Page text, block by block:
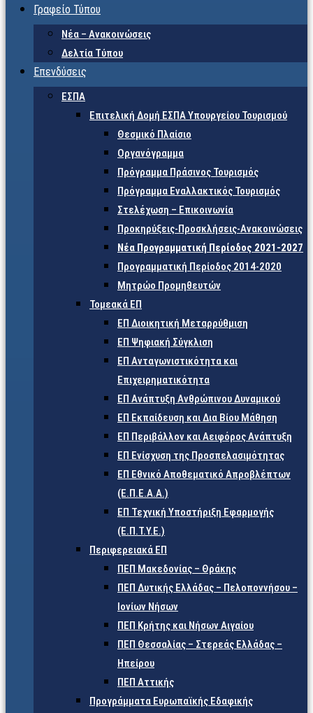
Γραφείο Τύπου
Νέα – Ανακοινώσεις
Δελτία Τύπου
Επενδύσεις
ΕΣΠΑ
Επιτελική Δομή ΕΣΠΑ Υπουργείου Τουρισμού
Θεσμικό Πλαίσιο
Οργανόγραμμα
Πρόγραμμα Πράσινος Τουρισμός
Πρόγραμμα Εναλλακτικός Τουρισμός
Στελέχωση – Επικοινωνία
Προκηρύξεις-Προσκλήσεις-Ανακοινώσεις
Νέα Προγραμματική Περίοδος 2021-2027
Προγραμματική Περίοδος 2014-2020
Μητρώο Προμηθευτών
Τομεακά ΕΠ
ΕΠ Διοικητική Μεταρρύθμιση
ΕΠ Ψηφιακή Σύγκλιση
ΕΠ Ανταγωνιστικότητα και
Επιχειρηματικότητα
ΕΠ Ανάπτυξη Ανθρώπινου Δυναμικού
ΕΠ Εκπαίδευση και Δια Βίου Μάθηση
ΕΠ Περιβάλλον και Αειφόρος Ανάπτυξη
ΕΠ Ενίσχυση της Προσπελασιμότητας
ΕΠ Εθνικό Αποθεματικό Απροβλέπτων
(Ε.Π.Ε.Α.Α.)
ΕΠ Τεχνική Υποστήριξη Εφαρμογής
(Ε.Π.Τ.Υ.Ε.)
Περιφερειακά ΕΠ
ΠΕΠ Μακεδονίας – Θράκης
ΠΕΠ Δυτικής Ελλάδας – Πελοποννήσου –
Ιονίων Νήσων
ΠΕΠ Κρήτης και Νήσων Αιγαίου
ΠΕΠ Θεσσαλίας – Στερεάς Ελλάδας –
Ηπείρου
ΠΕΠ Αττικής
Προγράμματα Ευρωπαϊκής Εδαφικής